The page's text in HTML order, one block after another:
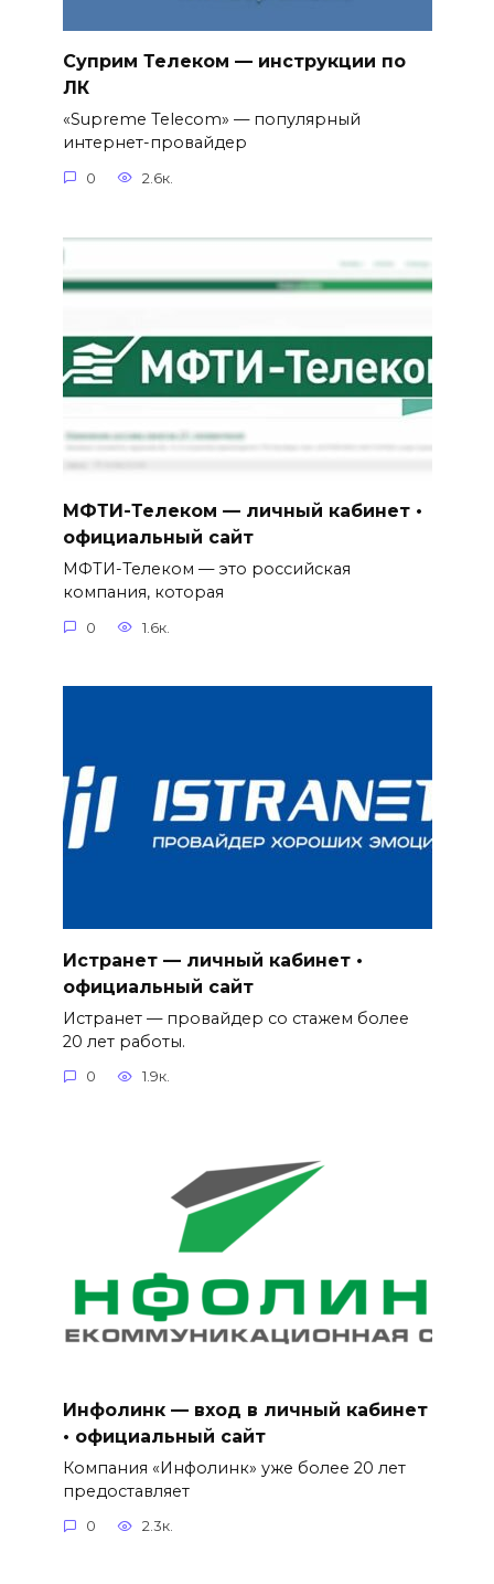
Суприм Телеком — инструкции по
ЛК
«Supreme Telecom» — популярный
интернет-провайдер
0 2.6к.
МФТИ-Телеком — личный кабинет •
официальный сайт
МФТИ-Телеком — это российская
компания, которая
0 1.6к.
Истранет — личный кабинет •
официальный сайт
Истранет — провайдер со стажем более
20 лет работы.
0 1.9к.
Инфолинк — вход в личный кабинет
• официальный сайт
Компания «Инфолинк» уже более 20 лет
предоставляет
0 2.3к.